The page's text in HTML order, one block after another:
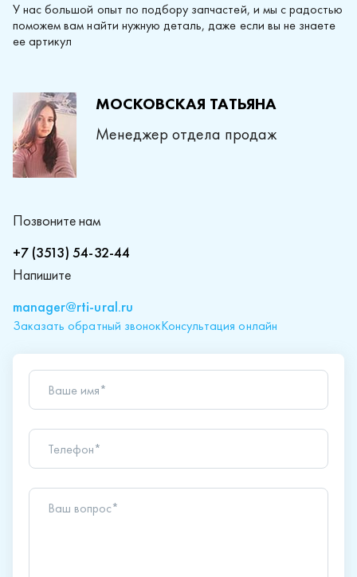
У нас большой опыт по подбору запчастей, и мы с радостью
поможем вам найти нужную деталь, даже если вы не знаете
ее артикул
МОСКОВСКАЯ ТАТЬЯНА
Менеджер отдела продаж
Позвоните нам
+7 (3513) 54-32-44
Напишите
manager@rti-ural.ru
Заказать обратный звонокКонсультация онлайн
Ваше имя*
Телефон*
Ваш вопрос*
Отправляя форму вы подтверждаете согласие с
политикой обработки персональных данных